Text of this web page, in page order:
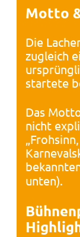
Motto
Die
zugleich
startete
Das
nicht
unten).